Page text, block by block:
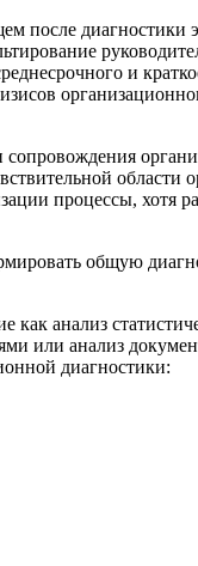
диагностики
и
процессы, хотя
общую
анализ
или анализ
диагностики: